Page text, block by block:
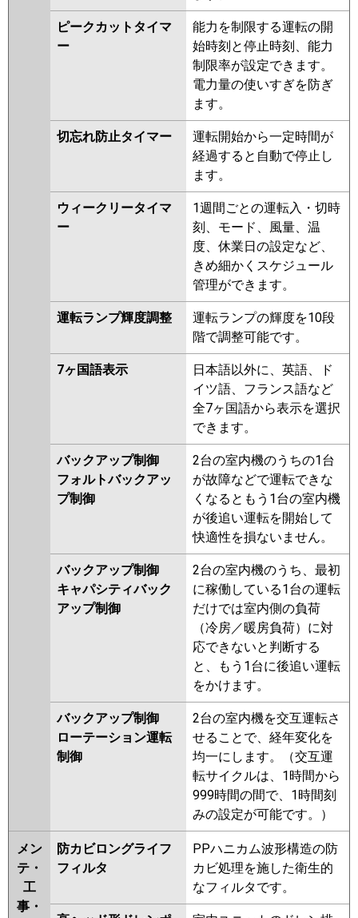
ピークカットタイマ
ー
能力を制限する運転の開
始時刻と停止時刻、能力
制限率が設定できます。
電力量の使いすぎを防ぎ
ます。
切忘れ防止タイマー
運転開始から一定時間が
経過すると自動で停止し
ます。
ウィークリータイマ
ー
1週間ごとの運転入・切時
刻、モード、風量、温
度、休業日の設定など、
きめ細かくスケジュール
管理ができます。
運転ランプ輝度調整
運転ランプの輝度を10段
階で調整可能です。
7ヶ国語表示
日本語以外に、英語、ド
イツ語、フランス語など
全7ヶ国語から表示を選択
できます。
バックアップ制御
フォルトバックアッ
プ制御
2台の室内機のうちの1台
が故障などで運転できな
くなるともう1台の室内機
が後追い運転を開始して
快適性を損ないません。
バックアップ制御
キャパシティバック
アップ制御
2台の室内機のうち、最初
に稼働している1台の運転
だけでは室内側の負荷
（冷房／暖房負荷）に対
応できないと判断する
と、もう1台に後追い運転
をかけます。
バックアップ制御
ローテーション運転
制御
2台の室内機を交互運転さ
せることで、経年変化を
均一にします。（交互運
転サイクルは、1時間から
999時間の間で、1時間刻
みの設定が可能です。）
メン
テ・
工
事・
防カビロングライフ
フィルタ
PPハニカム波形構造の防
カビ処理を施した衛生的
なフィルタです。